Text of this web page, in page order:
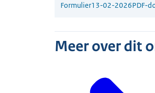
Formulier13-02-2026PDF-
Meer over dit